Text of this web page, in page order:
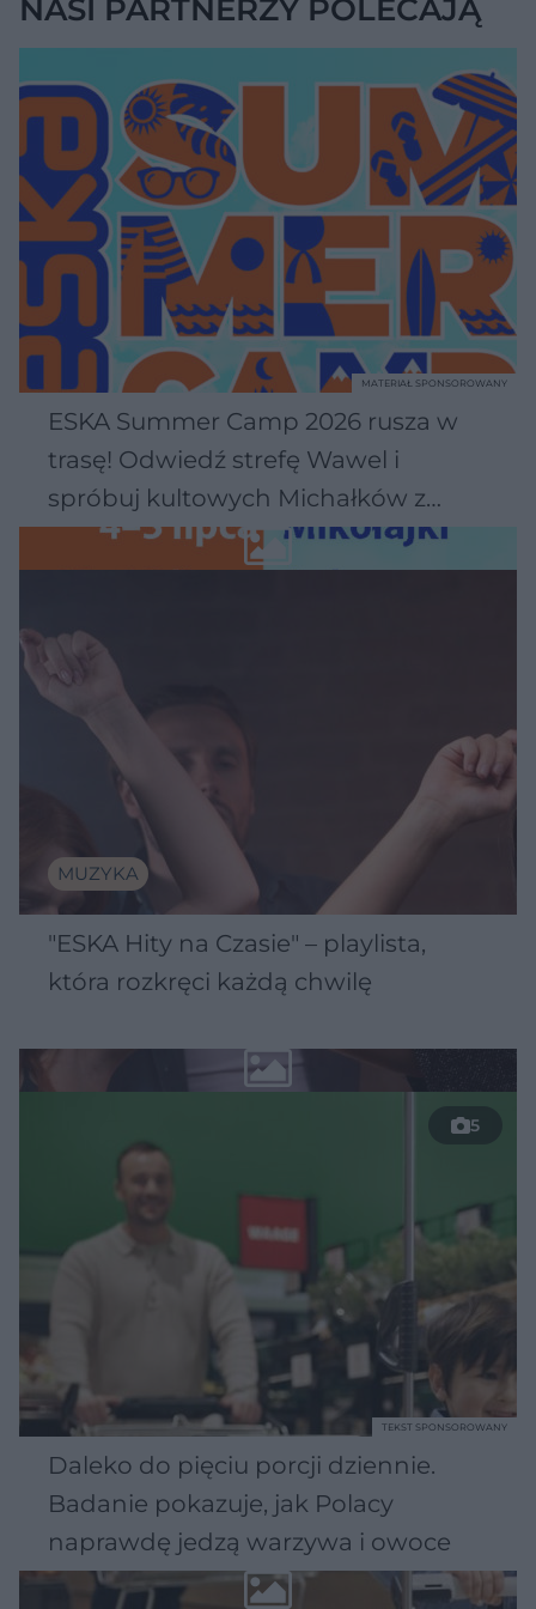
NASI PARTNERZY POLECAJĄ
ESKA Summer Camp 2026 rusza w
trasę! Odwiedź strefę Wawel i
spróbuj kultowych Michałków z
Wawelu
MATERIAŁ SPONSOROWANY
MUZYKA
"ESKA Hity na Czasie" – playlista,
która rozkręci każdą chwilę
5
Daleko do pięciu porcji dziennie.
Badanie pokazuje, jak Polacy
naprawdę jedzą warzywa i owoce
TEKST SPONSOROWANY